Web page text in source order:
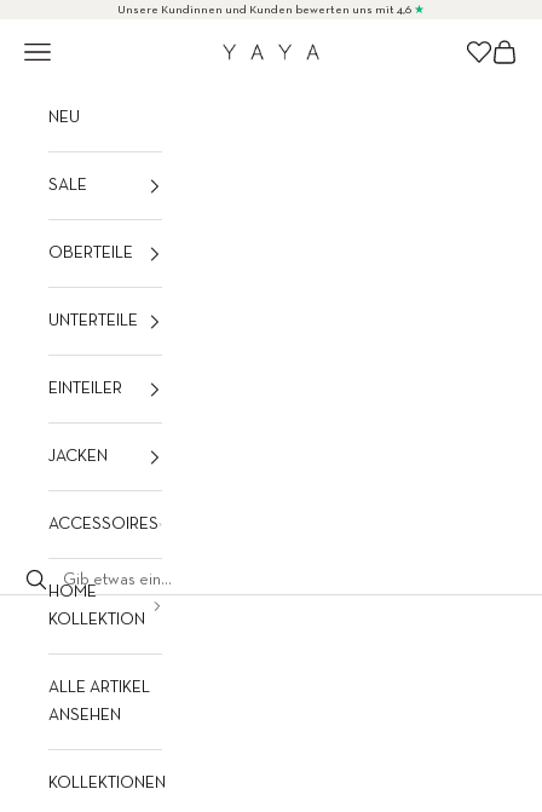
Zum Inhalt springenUnsere Kundinnen und Kunden bewerten uns mit 4,6 ★
YAYA
Menü Wishlist
NEU
SALE
OBERTEILE
UNTERTEILE
EINTEILER
JACKEN
ACCESSOIRES
HOME
KOLLEKTION
ALLE ARTIKEL
ANSEHEN
KOLLEKTIONEN